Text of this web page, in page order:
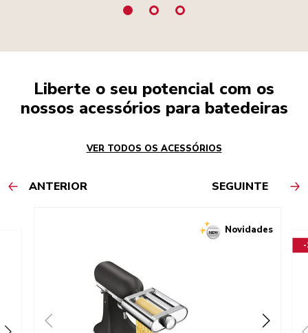
Liberte o seu potencial com os
nossos acessórios para batedeiras
VER TODOS OS ACESSÓRIOS
ANTERIOR SEGUINTE
Novidades
-